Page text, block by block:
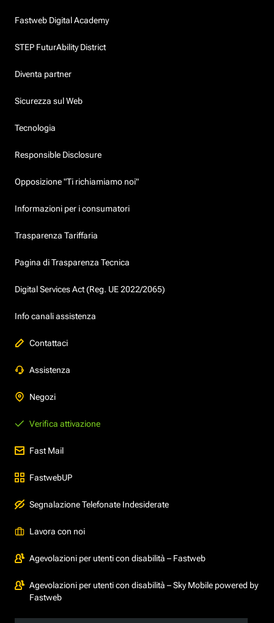
Fastweb Digital Academy
STEP FuturAbility District
Diventa partner
Sicurezza sul Web
Tecnologia
Responsible Disclosure
Opposizione "Ti richiamiamo noi"
Informazioni per i consumatori
Trasparenza Tariffaria
Pagina di Trasparenza Tecnica
Digital Services Act (Reg. UE 2022/2065)
Info canali assistenza
Contattaci
Assistenza
Negozi
Verifica attivazione
Fast Mail
FastwebUP
Segnalazione Telefonate Indesiderate
Lavora con noi
Agevolazioni per utenti con disabilità – Fastweb
Agevolazioni per utenti con disabilità – Sky Mobile powered by
Fastweb